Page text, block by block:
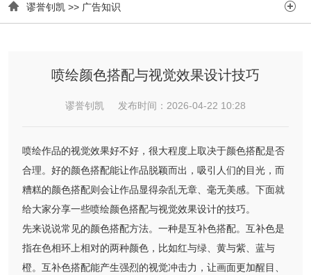
 谬誉钊凯 >> 广告知识 
喷绘颜色搭配与视觉效果设计技巧
谬誉钊凯 发布时间：2026-04-22 10:28
喷绘作品的视觉效果好不好，很大程度上取决于颜色搭配是否
合理。好的颜色搭配能让作品脱颖而出，吸引人们的目光，而
糟糕的颜色搭配则会让作品显得杂乱无章、毫无美感。下面就
给大家分享一些喷绘颜色搭配与视觉效果设计的技巧。
先来说说常见的颜色搭配方法。一种是互补色搭配。互补色是
指在色相环上相对的两种颜色，比如红与绿、黄与紫、蓝与
橙。互补色搭配能产生强烈的视觉冲击力，让画面更加醒目、